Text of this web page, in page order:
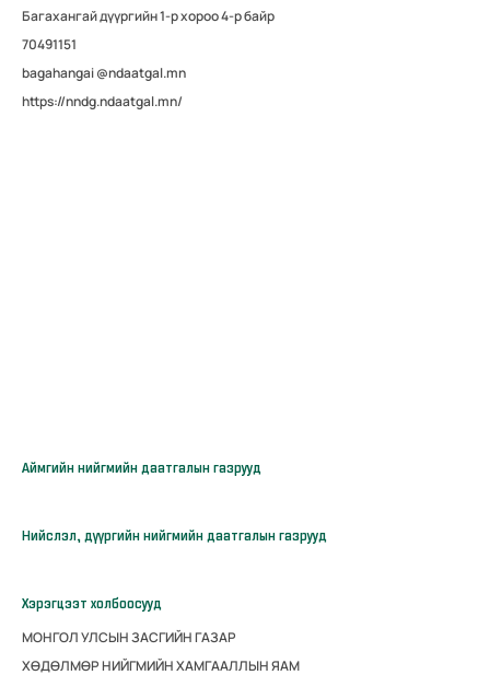
Багахангай дүүргийн 1-р хороо 4-р байр
70491151
bagahangai @ndaatgal.mn
https://nndg.ndaatgal.mn/
Аймгийн нийгмийн даатгалын газрууд
Нийслэл, дүүргийн нийгмийн даатгалын газрууд
Хэрэгцээт холбоосууд
МОНГОЛ УЛСЫН ЗАСГИЙН ГАЗАР
ХӨДӨЛМӨР НИЙГМИЙН ХАМГААЛЛЫН ЯАМ